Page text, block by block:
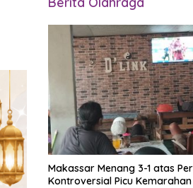
Makassar Menang 3-1 atas
Kontroversial Picu